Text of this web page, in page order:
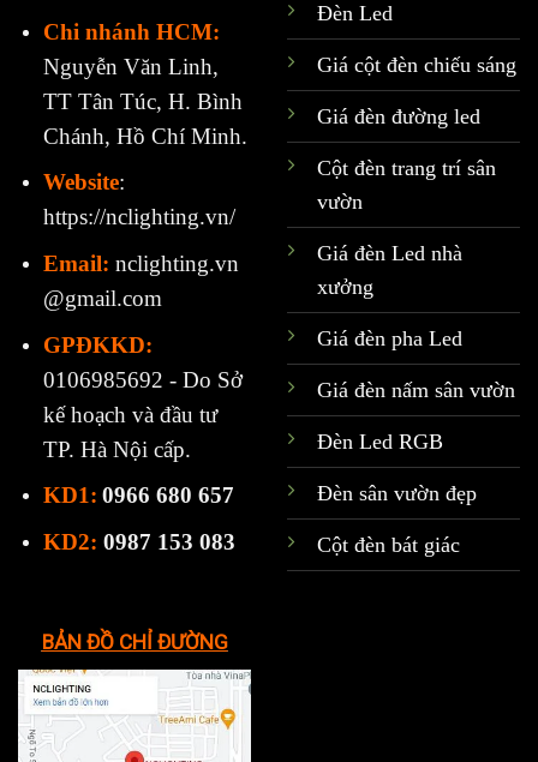
Chi nhánh HCM:
Nguyễn Văn Linh,
TT Tân Túc, H. Bình
Chánh, Hồ Chí Minh.
Website:
https://nclighting.vn/
Email: nclighting.vn
@gmail.com
GPĐKKD:
0106985692 - Do Sở
kế hoạch và đầu tư
TP. Hà Nội cấp.
KD1: 0966 680 657
KD2: 0987 153 083
Đèn Led
Giá cột đèn chiếu sáng
Giá đèn đường led
Cột đèn trang trí sân
vườn
Giá đèn Led nhà
xưởng
Giá đèn pha Led
Giá đèn nấm sân vườn
Đèn Led RGB
Đèn sân vườn đẹp
Cột đèn bát giác
BẢN ĐỒ CHỈ ĐƯỜNG